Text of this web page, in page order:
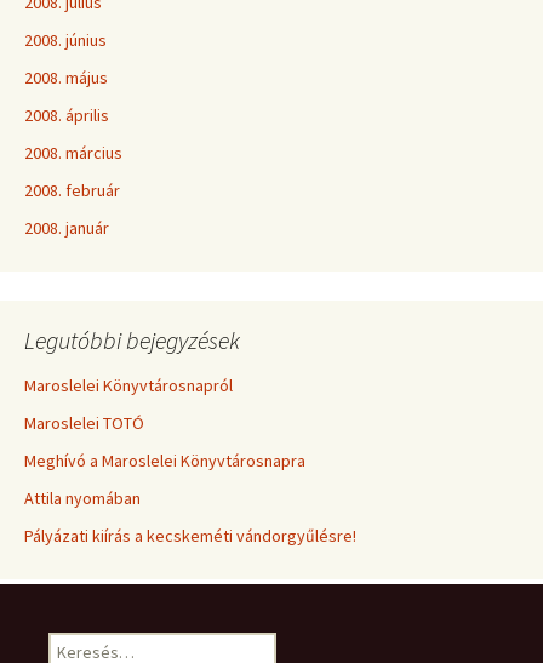
2008. június
2008. május
2008. április
2008. március
2008. február
2008. január
Legutóbbi bejegyzések
Maroslelei Könyvtárosnapról
Maroslelei TOTÓ
Meghívó a Maroslelei Könyvtárosnapra
Attila nyomában
Pályázati kiírás a kecskeméti vándorgyűlésre!
Keresés: